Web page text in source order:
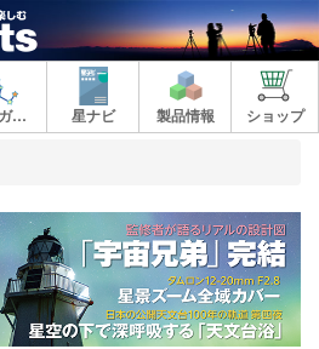
星空ガイド 星ナビ 製品情報 ショップ